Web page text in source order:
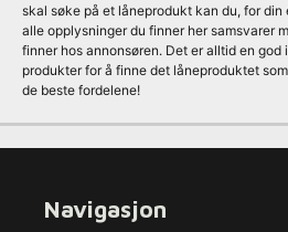
skal søke på et låneprodukt kan du, for
alle opplysninger du finner her samsvarer
finner hos annonsøren. Det er alltid en god
produkter for å finne det låneproduktet
de beste fordelene!
Navigasjon